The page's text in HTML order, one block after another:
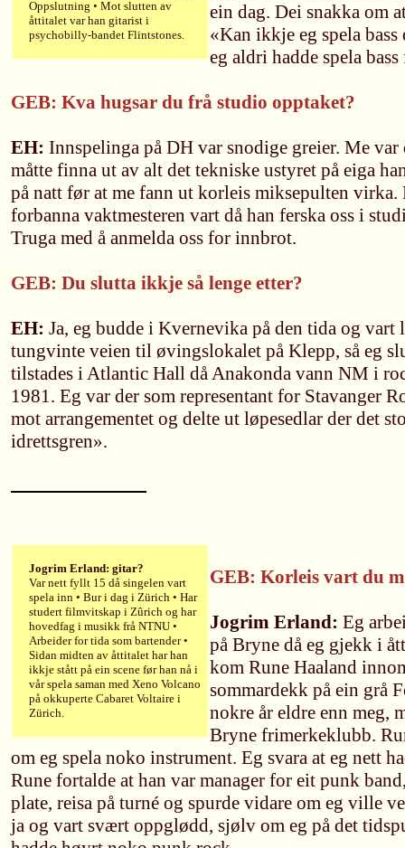
Oppslutning • Mot slutten av
åttitalet var han gitarist i
psychobilly-bandet Flintstones.
ein dag. Dei snakka om
«Kan ikkje eg spela bass
eg aldri hadde spela bass
GEB: Kva hugsar du frå studio opptaket?
EH: Innspelinga på DH var snodige greier. Me var
måtte finna ut av alt det tekniske ustyret på eiga
på natt før at me fann ut korleis miksepulten
forbanna vaktmesteren vart då han ferska oss i
Truga med å anmelda oss for innbrot.
GEB: Du slutta ikkje så lenge etter?
EH: Ja, eg budde i Kvernevika på den tida og vart
tungvinte veien til øvingslokalet på Klepp, så eg
tilstades i Atlantic Hall då Anakonda vann NM i
1981. Eg var der som representant for Stavanger
mot arrangementet og delte ut løpesedlar der det
idrettsgren».
Jogrim Erland: gitar?
Var nett fyllt 15 då singelen vart
spela inn • Bur i dag i Zürich • Har
studert filmvitskap i Zûrich og har
hovedfag i musikk frå NTNU •
Arbeider for tida som bartender •
Sidan midten av åttitalet har han
ikkje stått på ein scene før han nå i
vår spela saman med Xeno Volcano
på okkuperte Cabaret Voltaire i
Zürich.
GEB: Korleis vart du
Jogrim Erland: Eg
på Bryne då eg gjekk i
kom Rune Haaland
sommardekk på ein grå
nokre år eldre enn meg,
Bryne frimerkeklubb.
om eg spela noko instrument. Eg svara at eg nett
Rune fortalde at han var manager for eit punk
plate, reisa på turné og spurde vidare om eg ville
ja og vart svært oppglødd, sjølv om eg på det